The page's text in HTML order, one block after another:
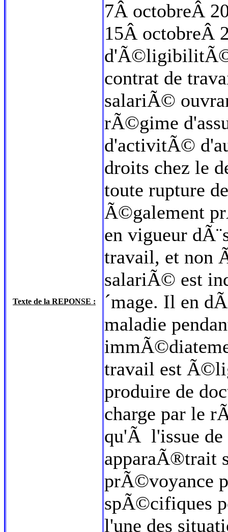
Texte de la REPONSE :
7Â octobreÂ
15Â octobreÂ
d'Ã©ligibilitÃ©
contrat de
salariÃ©
rÃ©gime
d'activitÃ©
droits chez le
toute rupture
Ã©galement
en vigueur
travail, et non
salariÃ© est
´mage. Il en
maladie
travail est
produire de
charge par le
qu'Ã l'issue de
apparaÃ®trait
prÃ©voyance
spÃ©cifiques
l'une des